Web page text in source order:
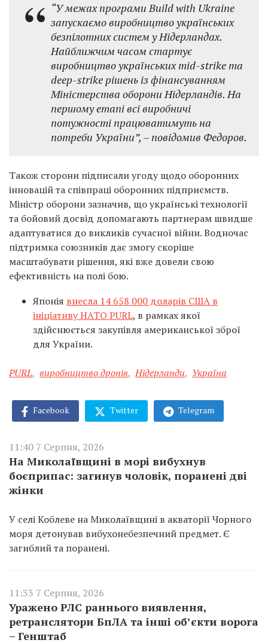
“У межах програми Build with Ukraine
запускаємо виробництво українських
безпілотних систем у Нідерландах.
Найближчим часом стартує
виробництво українських mid-strike та
deep-strike рішень із фінансуванням
Міністерства оборони Нідерландів. На
першому етапі всі виробничі
потужності працюватимуть на
потреби України”, – повідомив Федоров.
Також сторони підписали угоду щодо оборонних
інновацій та співпраці оборонних підприємств.
Міністр оборони зазначив, що українські технології
та бойовий досвід допомагають партнерам швидше
адаптуватися до викликів сучасної війни. Водночас
підтримка союзників дає змогу скоріше
масштабувати рішення, які вже довели свою
ефективність на полі бою.
Японія внесла 14 658 000 доларів США в
ініціативу НАТО PURL, в рамках якої
здійснюється закупівля американської зброї
для України.
PURL, виробництво дронів, Нідерланди, Україна
Facebook Twitter Telegram
11:40 7 Серпня, 2026
На Миколаївщині в морі вибухнув
боєприпас: загинув чоловік, поранені дві
жінки
У селі Коблеве на Миколаївщині в акваторії Чорного
моря детонував вибухонебезпечний предмет. Є
загиблий та поранені.
11:33 7 Серпня, 2026
Уражено РЛС раннього виявлення,
ретранслятори БпЛА та інші об’єкти ворога
– Генштаб